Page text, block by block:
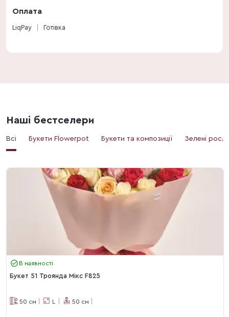
Оплата
LiqPay Готівка
Наші бестселери
Всі Букети Flowerpot Букети та композиції Зелені
В наявності
Букет 51 Троянда Мікс F825
50 см L 50 см